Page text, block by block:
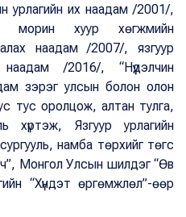
урлагийн их наадам /2001/,
морин хуур хөгжмийн
наадам /2007/, язгуур
/2016/, “Нүүдэлчин
зэрэг улсын болон олон
тус оролцож, алтан тулга,
хүртэж, Язгуур урлагийн
намба төрхийг төгс
Монгол Улсын шилдэг “Өв
“Хүндэт өргөмжлөл”-өөр